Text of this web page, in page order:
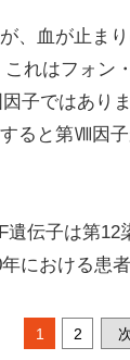
、血が止ま
れはフォン
子ではあり
ると第Ⅷ因
伝子は第12
における患
1 2